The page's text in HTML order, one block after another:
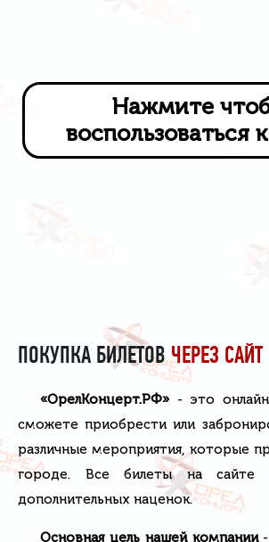
Нажмите
воспользоваться
ПОКУПКА БИЛЕТОВЧЕРЕЗ САЙТ
«ОрелКонцерт.РФ»- это
сможете приобрести или
различные мероприятия, которые
городе. Все билеты на сайте
дополнительных наценок.
Основная цель нашей компании-